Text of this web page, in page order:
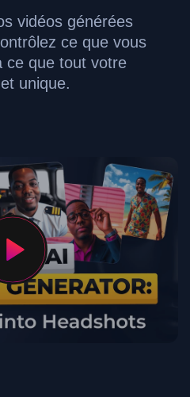
vidéos générées
ce que vous
ce que tout votre
unique.